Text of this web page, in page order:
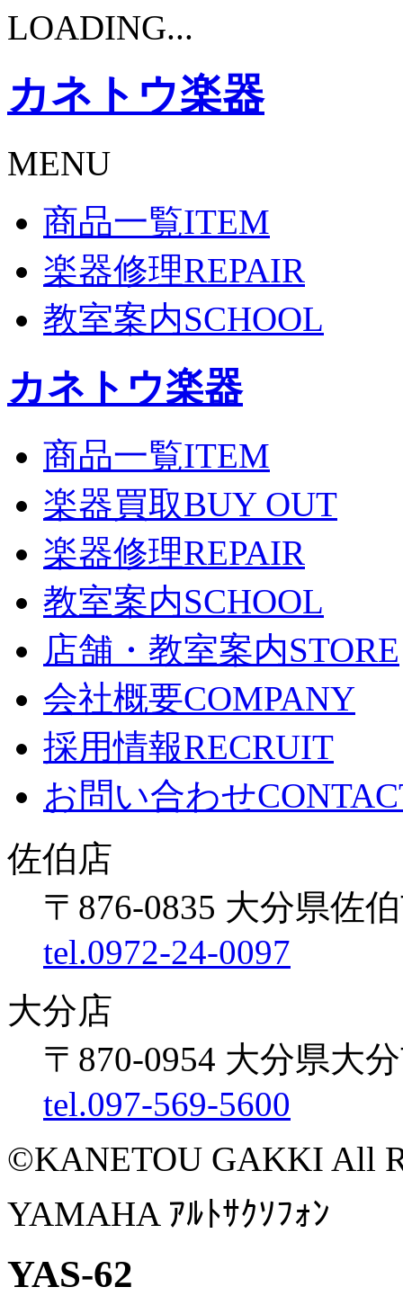
LOADING...
カネトウ楽器
MENU
商品一覧ITEM
楽器修理REPAIR
教室案内SCHOOL
カネトウ楽器
商品一覧ITEM
楽器買取BUY OUT
楽器修理REPAIR
教室案内SCHOOL
店舗・教室案内STORE
会社概要COMPANY
採用情報RECRUIT
お問い合わせ
佐伯店
〒876-0835 大分県佐
tel.0972-24-0097
大分店
〒870-0954 大分県大
tel.097-569-5600
©KANETOU GAKKI All
YAMAHA ｱﾙﾄｻｸｿﾌｫﾝ
YAS-62